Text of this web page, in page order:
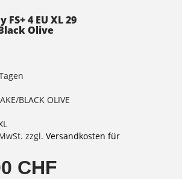
4 EU XL 29
Olive
BLACK OLIVE
zzgl. Versandkosten für
CHF